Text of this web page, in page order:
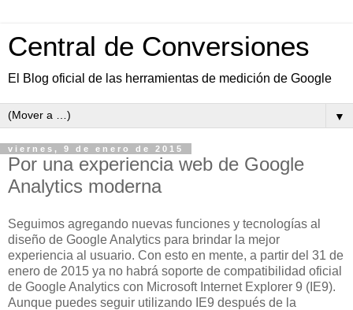
Central de Conversiones
El Blog oficial de las herramientas de medición de Google
▼
viernes, 9 de enero de 2015
Por una experiencia web de Google
Analytics moderna
Seguimos agregando nuevas funciones y tecnologías al
diseño de Google Analytics para brindar la mejor
experiencia al usuario. Con esto en mente, a partir del 31 de
enero de 2015 ya no habrá soporte de compatibilidad oficial
de Google Analytics con Microsoft Internet Explorer 9 (IE9).
Aunque puedes seguir utilizando IE9 después de la